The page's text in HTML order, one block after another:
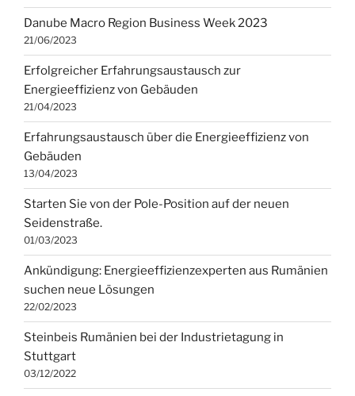
Danube Macro Region Business Week 2023
21/06/2023
Erfolgreicher Erfahrungsaustausch zur
Energieeffizienz von Gebäuden
21/04/2023
Erfahrungsaustausch über die Energieeffizienz von
Gebäuden
13/04/2023
Starten Sie von der Pole-Position auf der neuen
Seidenstraße.
01/03/2023
Ankündigung: Energieeffizienzexperten aus Rumänien
suchen neue Lösungen
22/02/2023
Steinbeis Rumänien bei der Industrietagung in
Stuttgart
03/12/2022